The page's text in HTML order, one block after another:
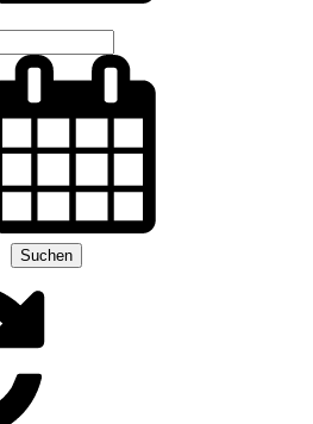
Suchen